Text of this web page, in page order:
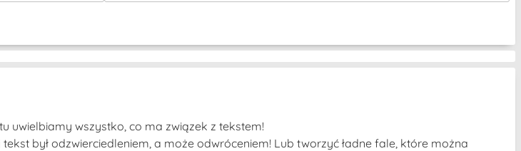
uwielbiamy wszystko, co ma związek z tekstem!
był odzwierciedleniem, a może odwróceniem! Lub tworzyć ładne fale, które można